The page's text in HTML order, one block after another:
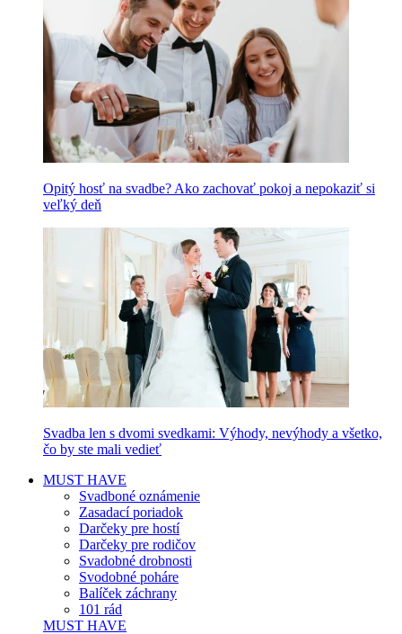
Opitý hosť na svadbe? Ako zachovať pokoj a nepokaziť si
veľký deň
Svadba len s dvomi svedkami: Výhody, nevýhody a všetko,
čo by ste mali vedieť
MUST HAVE
Svadboné oznámenie
Zasadací poriadok
Darčeky pre hostí
Darčeky pre rodičov
Svadobné drobnosti
Svodobné poháre
Balíček záchrany
101 rád
MUST HAVE